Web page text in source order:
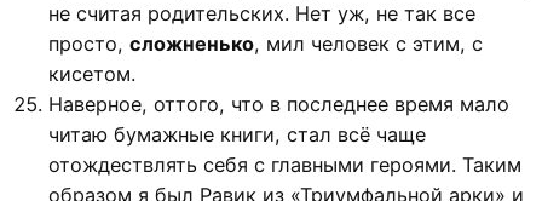
не считая родительских. Нет уж, не так все
просто, сложненько, мил человек с этим, с
кисетом.
Наверное, оттого, что в последнее время мало
читаю бумажные книги, стал всё чаще
отождествлять себя с главными героями. Таким
образом я был Равик из «Триумфальной арки» и